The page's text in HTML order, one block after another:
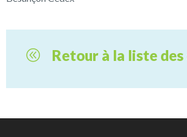
Retour à la liste